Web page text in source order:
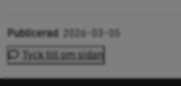
Publicerad 2026-03-05
Tyck till om sidan